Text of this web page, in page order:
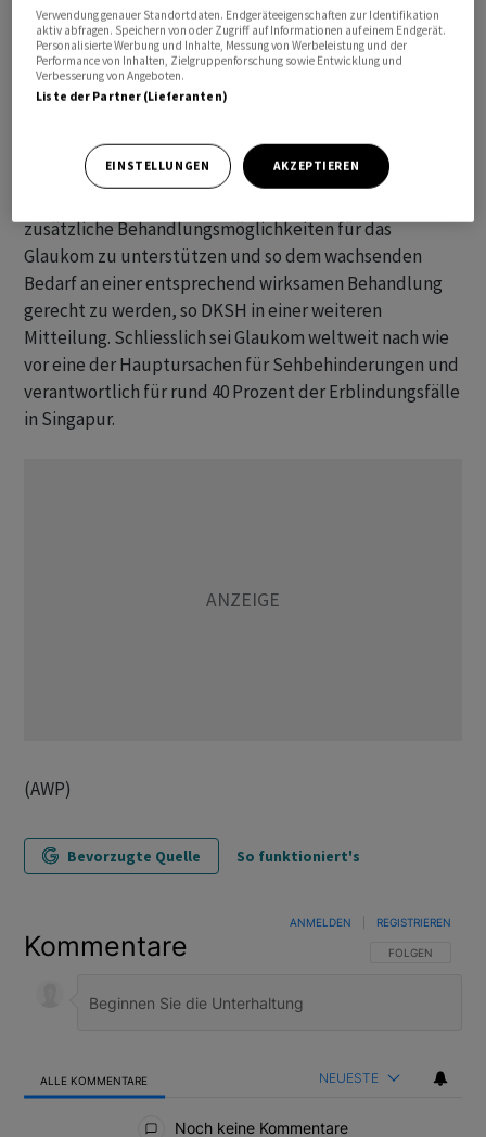
Healthcare geschlossen, dem grössten Anbieter halal-
zertifizierter moderner traditioneller chinesischer
Medizin in dem Land, hiess es weiter. DKSH werde dazu
landesweit den Vertrieb, das Marketing und die Logistik
übernehmen.
zusätzliche Behandlungsmöglichkeiten für das
Glaukom zu unterstützen und so dem wachsenden
Bedarf an einer entsprechend wirksamen Behandlung
gerecht zu werden, so DKSH in einer weiteren
Mitteilung. Schliesslich sei Glaukom weltweit nach wie
vor eine der Hauptursachen für Sehbehinderungen und
verantwortlich für rund 40 Prozent der Erblindungsfälle
in Singapur.
(AWP)
Bevorzugte Quelle So funktioniert's
Kommentare FOLGE DIESER
FOLGEN
ANMELDEN REGISTRIEREN
ALLE KOMMENTARE NEUESTE
Noch keine Kommentare
Verwendung genauer Standortdaten. Endgeräteeigenschaften zur Identifikation
aktiv abfragen. Speichern von oder Zugriff auf Informationen auf einem Endgerät.
Personalisierte Werbung und Inhalte, Messung von Werbeleistung und der
Performance von Inhalten, Zielgruppenforschung sowie Entwicklung und
Verbesserung von Angeboten.
Liste der Partner (Lieferanten)
EINSTELLUNGEN AKZEPTIEREN